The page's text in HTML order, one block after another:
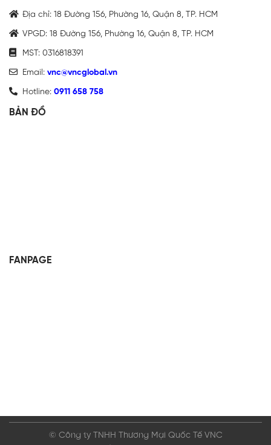
Địa chỉ: 18 Đường 156, Phường 16, Quận 8, TP. HCM
VPGD: 18 Đường 156, Phường 16, Quận 8, TP. HCM
MST: 0316818391
Email: vnc@vncglobal.vn
Hotline: 0911 658 758
BẢN ĐỒ
FANPAGE
© Công ty TNHH Thương Mại Quốc Tế VNC